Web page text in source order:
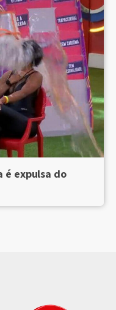
é expulsa do